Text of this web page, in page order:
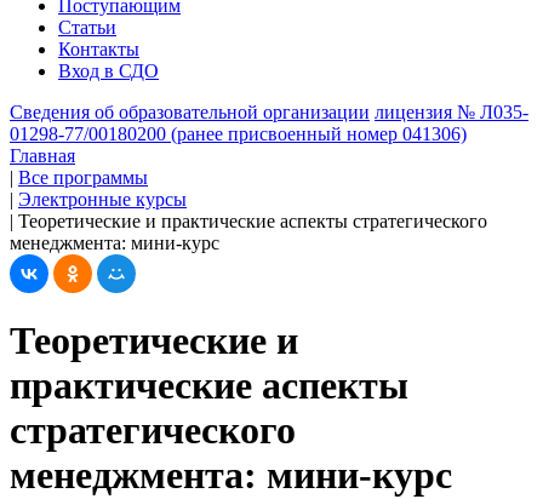
Поступающим
Статьи
Контакты
Вход в СДО
Сведения об образовательной организации лицензия № Л035-
01298-77/00180200 (ранее присвоенный номер 041306)
Главная
| Все программы
| Электронные курсы
| Теоретические и практические аспекты стратегического
менеджмента: мини-курс
Теоретические и
практические аспекты
стратегического
менеджмента: мини-курс